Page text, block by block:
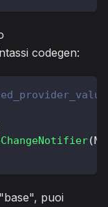
codegen:
(
puoi